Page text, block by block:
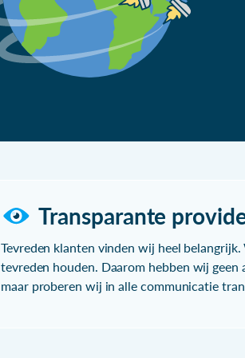
Transparante
Tevreden klanten vinden wij heel
tevreden houden. Daarom hebben wij geen
maar proberen wij in alle communicatie